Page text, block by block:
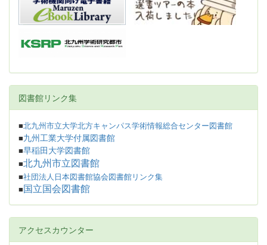
図書館リンク集
■北九州市立大学北方キャンパス学術情報総合センター図書館
■九州工業大学付属図書館
■早稲田大学図書館
■北九州市立図書館
■社団法人日本図書館協会図書館リンク集
■ 国立国会図書館
アクセスカウンター